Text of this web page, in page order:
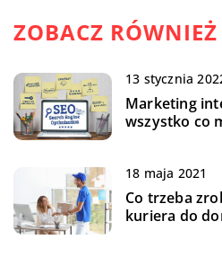
ZOBACZ RÓWNIEŻ
13 stycznia
Marketing
wszystko co
18 maja 2021
Co trzeba
kuriera do